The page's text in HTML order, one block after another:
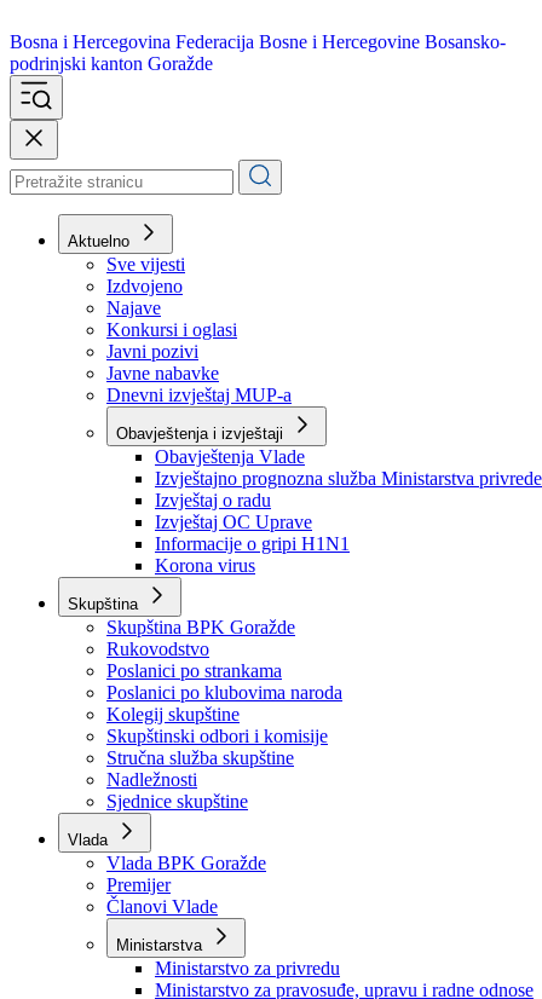
Bosna i Hercegovina
podrinjski kanton Goražde
Aktuelno
Sve vijesti
Izdvojeno
Najave
Konkursi i oglasi
Javni pozivi
Javne nabavke
Dnevni izvještaj MUP-a
Obavještenja i izvještaji
Obavještenja Vlade
Izvještajno prognozna služba Ministarstva privrede
Izvještaj o radu
Izvještaj OC Uprave
Informacije o gripi H1N1
Korona virus
Skupština
Skupština BPK Goražde
Rukovodstvo
Poslanici po strankama
Poslanici po klubovima naroda
Kolegij skupštine
Skupštinski odbori i komisije
Stručna služba skupštine
Nadležnosti
Sjednice skupštine
Vlada
Vlada BPK Goražde
Premijer
Članovi Vlade